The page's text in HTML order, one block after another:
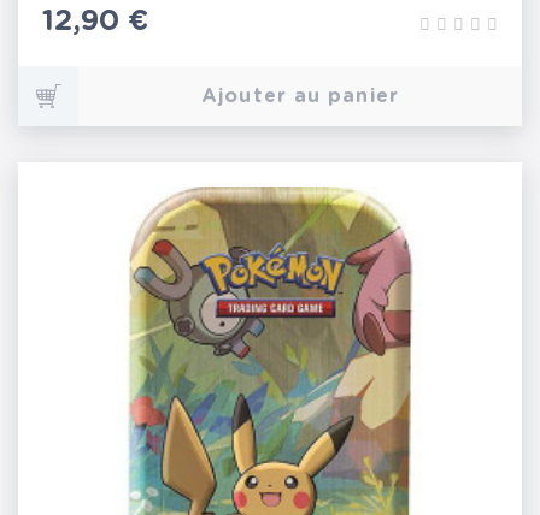
Prix
12,90 €
Ajouter au panier